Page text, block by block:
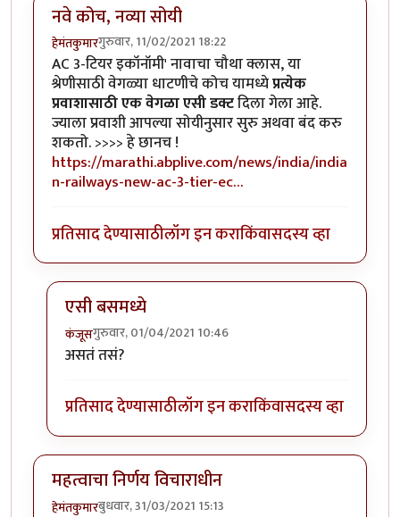
नवे कोच, नव्या सोयी
हेमंतकुमारगुरुवार, 11/02/2021 18:22
AC 3-टियर इकॉनॉमी' नावाचा चौथा क्लास, या
श्रेणीसाठी वेगळ्या धाटणीचे कोच यामध्येप्रत्येक
प्रवाशासाठी एक वेगळा एसी डक्टदिला गेला आहे.
ज्याला प्रवाशी आपल्या सोयीनुसार सुरु अथवा बंद करु
शकतो. >>>> हे छानच !
https://marathi.abplive.com/news/india/india
n-railways-new-ac-3-tier-ec…
प्रतिसाद देण्यासाठीलॉग इन कराकिंवासदस्य व्हा
एसी बसमध्ये
कंजूसगुरुवार, 01/04/2021 10:46
In reply to
असतं तसं?
प्रतिसाद देण्यासाठीलॉग इन कराकिंवासदस्य व्हा
महत्वाचा निर्णय विचाराधीन
हेमंतकुमारबुधवार, 31/03/2021 15:13